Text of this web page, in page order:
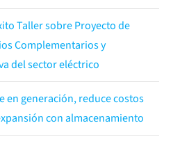
Taller sobre Proyecto de
Complementarios y
del sector eléctrico
en generación, reduce costos
con almacenamiento